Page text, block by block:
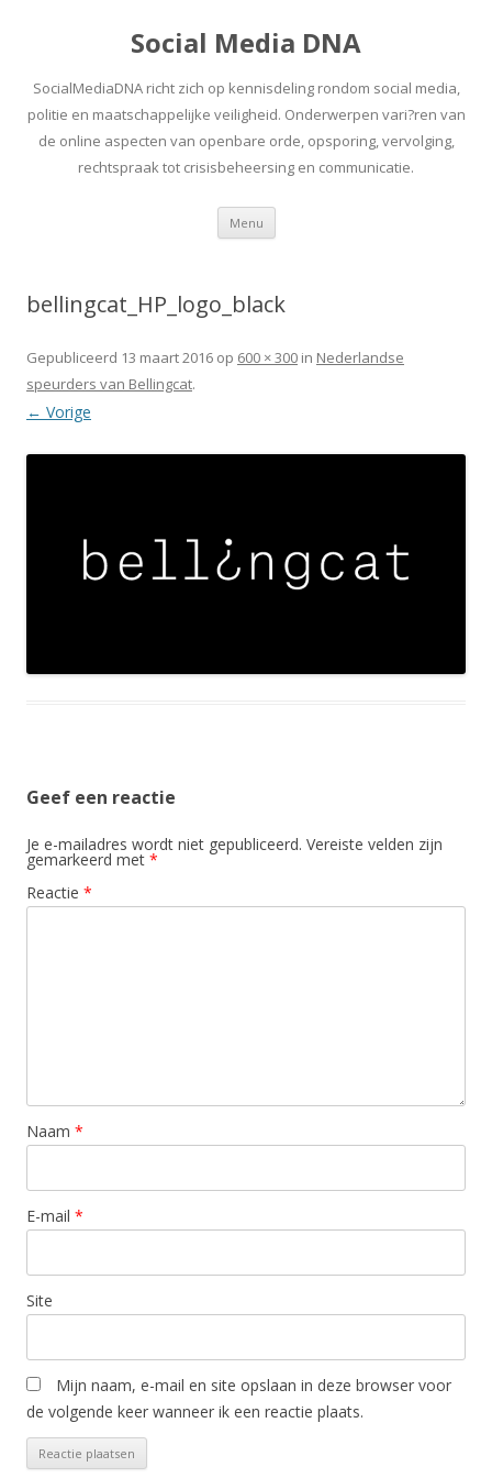
Social Media DNA
SocialMediaDNA richt zich op kennisdeling rondom social media,
politie en maatschappelijke veiligheid. Onderwerpen vari?ren van
de online aspecten van openbare orde, opsporing, vervolging,
rechtspraak tot crisisbeheersing en communicatie.
Menu Spring
inhoud
bellingcat_HP_logo_black
Gepubliceerd 13 maart 2016 op 600 × 300 in Nederlandse
speurders van Bellingcat.
← Vorige
Geef een reactie
Je e-mailadres wordt niet gepubliceerd. Vereiste velden zijn
gemarkeerd met *
Reactie *
Naam *
E-mail *
Site
Mijn naam, e-mail en site opslaan in deze browser voor
de volgende keer wanneer ik een reactie plaats.